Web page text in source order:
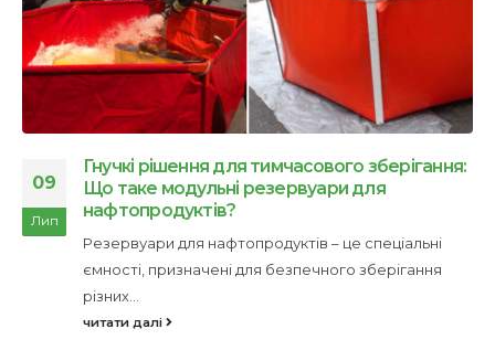
09
Лип
Гнучкі рішення для тимчасового зберігання:
Що таке модульні резервуари для
нафтопродуктів?
Резервуари для нафтопродуктів – це спеціальні
ємності, призначені для безпечного зберігання
різних...
читати далі